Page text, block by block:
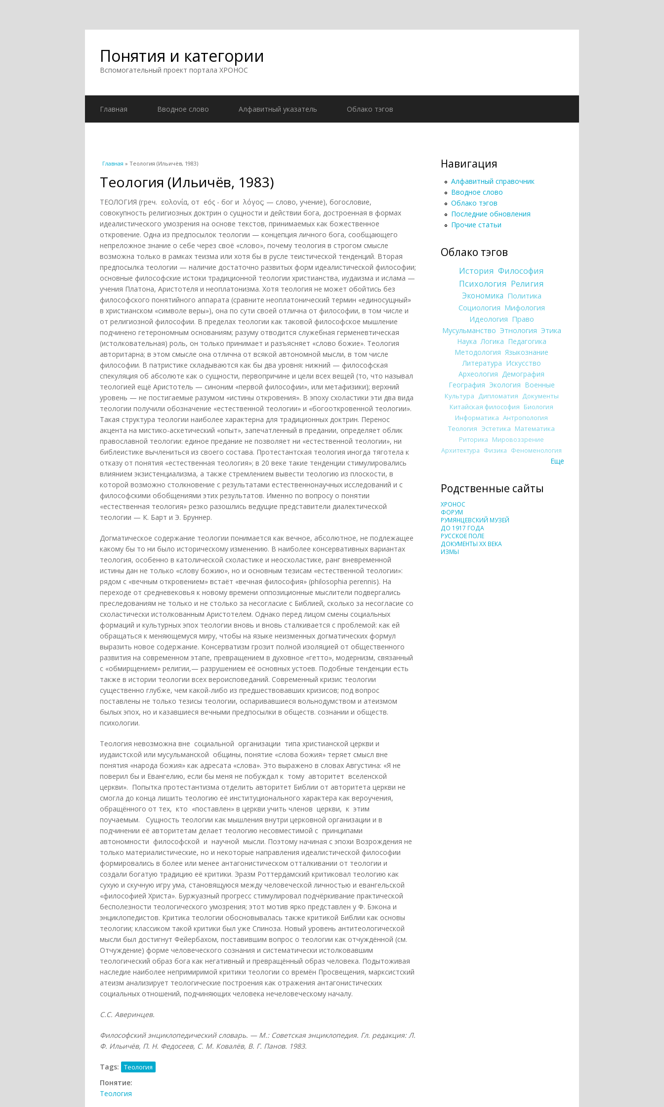
Понятия и категории
Вспомогательный проект портала ХРОНОС
Главная Вводное слово Алфавитный указатель Облако тэгов
Вы здесь
Главная » Теология (Ильичёв, 1983)
Теология (Ильичёв, 1983)
ТЕОЛОГИЯ (греч. εολονία, от eóς - бог и λόγος; — слово, учение), богословие,
совокупность религиозных доктрин о сущности и действии бога, достроенная в формах
идеалистического умозрения на основе текстов, принимаемых как божественное
откровение. Одна из предпосылок теологии — концепция личного бога, сообщающего
непреложное знание о себе через своё «слово», почему теология в строгом смысле
возможна только в рамках теизма или хотя бы в русле теистической тенденций. Вторая
предпосылка теологии — наличие достаточно развитых форм идеалистической философии;
основные философские истоки традиционной теологии христианства, иудаизма и ислама —
учения Платона, Аристотеля и неоплатонизма. Хотя теология не может обойтись без
философского понятийного аппарата (сравните неоплатонический термин «единосущный»
в христианском «символе веры»), она по сути своей отлична от философии, в том числе и
от религиозной философии. В пределах теологии как таковой философское мышление
подчинено гетерономным основаниям; разуму отводится служебная герменевтическая
(истолковательная) роль, он только принимает и разъясняет «слово божие». Теология
авторитарна; в этом смысле она отлична от всякой автономной мысли, в том числе
философии. В патристике складываются как бы два уровня: нижний — философская
спекуляция об абсолюте как о сущности, первопричине и цели всех вещей (то, что называл
теологией ещё Аристотель — синоним «первой философии», или метафизики); верхний
уровень — не постигаемые разумом «истины откровения». В эпоху схоластики эти два вида
теологии получили обозначение «естественной теологии» и «богооткровенной теологии».
Такая структура теологии наиболее характерна для традиционных доктрин. Перенос
акцента на мистико-аскетический «опыт», запечатленный в предании, определяет облик
православной теологии: единое предание не позволяет ни «естественной теологии», ни
библеистике вычлениться из своего состава. Протестантская теология иногда тяготела к
отказу от понятия «естественная теология»; в 20 веке такие тенденции стимулировались
влиянием экзистенциализма, а также стремлением вывести теологию из плоскости, в
которой возможно столкновение с результатами естественнонаучных исследований и с
философскими обобщениями этих результатов. Именно по вопросу о понятии
«естественная теология» резко разошлись ведущие представители диалектической
теологии — К. Барт и Э. Бруннер.
Догматическое содержание теологии понимается как вечное, абсолютное, не подлежащее
какому бы то ни было историческому изменению. В наиболее консервативных вариантах
теология, особенно в католической схоластике и неосхоластике, ранг вневременной
истины дан не только «слову божию», но и основным тезисам «естественной теологии»:
рядом с «вечным откровением» встаёт «вечная философия» (philosophia perennis). На
переходе от средневековья к новому времени оппозиционные мыслители подвергались
преследованиям не только и не столько за несогласие с Библией, сколько за несогласие со
схоластически истолкованным Аристотелем. Однако перед лицом смены социальных
формаций и культурных эпох теологии вновь и вновь сталкивается с проблемой: как ей
обращаться к меняющемуся миру, чтобы на языке неизменных догматических формул
выразить новое содержание. Консерватизм грозит полной изоляцией от общественного
развития на современном этапе, превращением в духовное «гетто», модернизм, связанный
с «обмирщением» религии,— разрушением её основных устоев. Подобные тенденции есть
также в истории теологии всех вероисповеданий. Современный кризис теологии
существенно глубже, чем какой-либо из предшествовавших кризисов; под вопрос
поставлены не только тезисы теологии, оспаривавшиеся вольнодумством и атеизмом
былых эпох, но и казавшиеся вечными предпосылки в обществ. сознании и обществ.
психологии.
Теология невозможна вне социальной организации типа христианской церкви и
иудаистской или мусульманской общины, понятие «слова божия» теряет смысл вне
понятия «народа божия» как адресата «слова». Это выражено в словах Августина: «Я не
поверил бы и Евангелию, если бы меня не побуждал к тому авторитет вселенской
церкви». Попытка протестантизма отделить авторитет Библии от авторитета церкви не
смогла до конца лишить теологию её институционального характера как вероучения,
обращённого от тех, кто «поставлен» в церкви учить членов церкви, к этим
поучаемым. Сущность теологии как мышления внутри церковной организации и в
подчинении её авторитетам делает теологию несовместимой с принципами
автономности философской и научной мысли. Поэтому начиная с эпохи Возрождения не
только материалистические, но и некоторые направления идеалистической философии
формировались в более или менее антагонистическом отталкивании от теологии и
создали богатую традицию её критики. Эразм Роттердамский критиковал теологию как
сухую и скучную игру ума, становящуюся между человеческой личностью и евангельской
«философией Христа». Буржуазный прогресс стимулировал подчёркивание практической
бесполезности теологического умозрения; этот мотив ярко представлен у Ф. Бэкона и
энциклопедистов. Критика теологии обосновывалась также критикой Библии как основы
теологии; классиком такой критики был уже Спиноза. Новый уровень антитеологической
мысли был достигнут Фейербахом, поставившим вопрос о теологии как отчуждённой (см.
Отчуждение) форме человеческого сознания и систематически истолковавшим
теологический образ бога как негативный и превращённый образ человека. Подытоживая
наследие наиболее непримиримой критики теологии со времён Просвещения, марксистский
атеизм анализирует теологические построения как отражения антагонистических
социальных отношений, подчиняющих человека нечеловеческому началу.
С.С. Аверинцев.
Философский энциклопедический словарь. — М.: Советская энциклопедия. Гл. редакция: Л.
Ф. Ильичёв, П. Н. Федосеев, С. М. Ковалёв, В. Г. Панов. 1983.
Tags: Теология
Понятие:
Теология
Навигация
Алфавитный справочник
Вводное слово
Облако тэгов
Последние обновления
Прочие статьи
Облако тэгов
История Философия
Психология Религия
Экономика Политика
Социология Мифология
Идеология Право
Мусульманство Этнология Этика
Наука Логика Педагогика
Методология Языкознание
Литература Искусство
Археология Демография
География Экология Военные
Культура Дипломатия Документы
Китайская философия Биология
Информатика Антропология
Теология Эстетика Математика
Риторика Мировоззрение
Архитектура Физика Феноменология
Еще
Родственные сайты
ХРОНОС
ФОРУМ
РУМЯНЦЕВСКИЙ МУЗЕЙ
ДО 1917 ГОДА
РУССКОЕ ПОЛЕ
ДОКУМЕНТЫ XX ВЕКА
ИЗМЫ